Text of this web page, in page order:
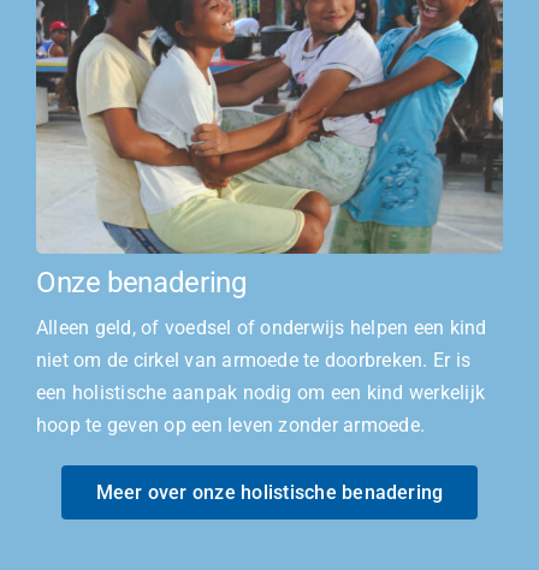
Onze benadering
Alleen geld, of voedsel of onderwijs helpen een kind
niet om de cirkel van armoede te doorbreken. Er is
een holistische aanpak nodig om een kind werkelijk
hoop te geven op een leven zonder armoede.
Meer over onze holistische benadering